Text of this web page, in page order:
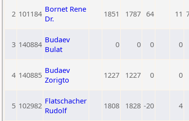
2 101184 Bornet Rene
Dr.
1851 1787 64 11
3 140884 Budaev
Bulat
0 0 0 0
4 140885 Budaev
Zorigto
1227 1227 0 0
5 102982 Flatschacher
Rudolf
1808 1828 -20 4